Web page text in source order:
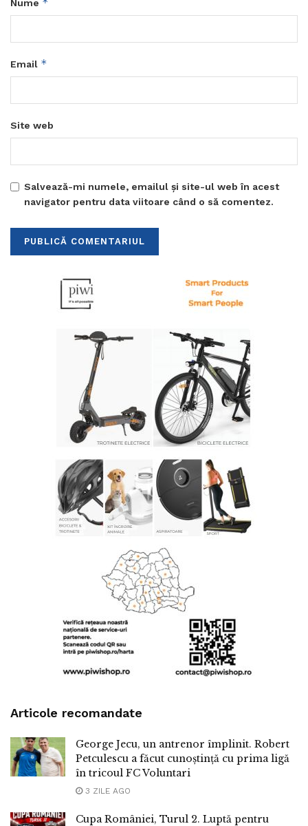
Nume
Email *
Site web
Salvează-mi numele, emailul și site-ul web în acest
navigator pentru data viitoare când o să comentez.
Articole recomandate
George Jecu, un antrenor împlinit. Robert
Petculescu a făcut cunoștință cu prima ligă
în tricoul FC Voluntari
3 ZILE AGO
Cupa României, Turul 2. Luptă pentru